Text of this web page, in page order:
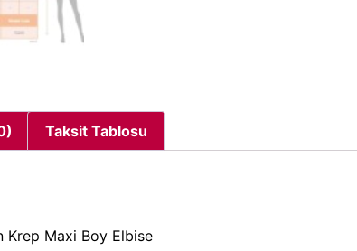
Taksit Tablosu
Krep Maxi Boy Elbise